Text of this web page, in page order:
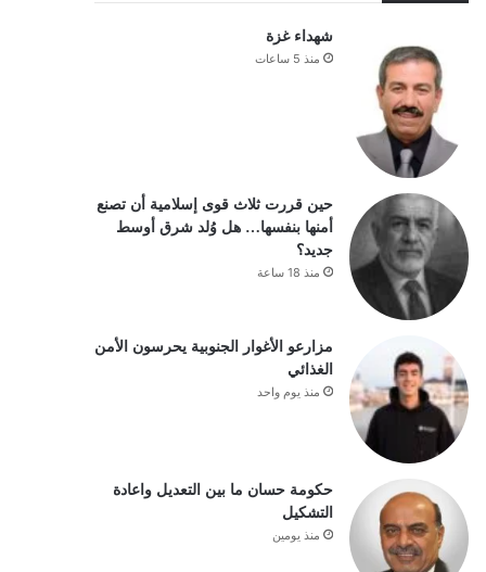
شهداء غزة
منذ 5 ساعات
حين قررت ثلاث قوى إسلامية أن تصنع
أمنها بنفسها… هل وُلد شرق أوسط
جديد؟
منذ 18 ساعة
مزارعو الأغوار الجنوبية يحرسون الأمن
الغذائي
منذ يوم واحد
حكومة حسان ما بين التعديل واعادة
التشكيل
منذ يومين